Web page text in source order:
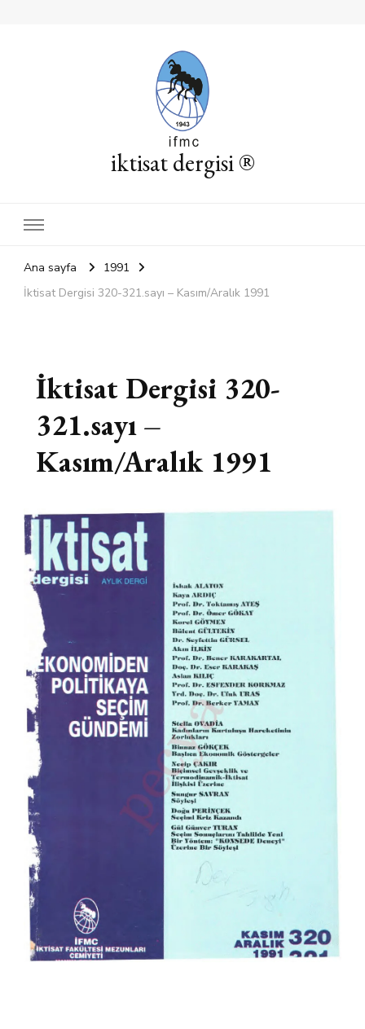
iktisat dergisi ®
Ana sayfa
1991
İktisat Dergisi 320-321.sayı – Kasım/Aralık 1991
İktisat Dergisi 320-
321.sayı –
Kasım/Aralık 1991